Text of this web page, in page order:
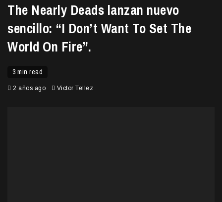
The Nearly Deads lanzan nuevo
sencillo: “I Don’t Want To Set The
World On Fire”.
3 min read
2 años ago Victor Tellez